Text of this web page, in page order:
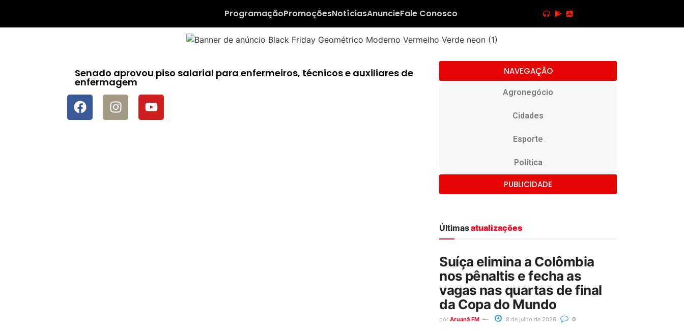
ProgramaçãoPromoçõesNotíciasAnuncieFale Conosco
Senado aprovou piso salarial para enfermeiros, técnicos e auxiliares de
enfermagem
NAVEGAÇÃO
Agronegócio
Cidades
Esporte
Política
PUBLICIDADE
Últimasatualizações
Suíça elimina a Colômbia
nos pênaltis e fecha as
vagas nas quartas de final
da Copa do Mundo
por Aruanã FM 8 de julho de 2026 0